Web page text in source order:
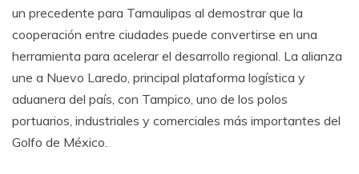
un precedente para Tamaulipas al demostrar que la
cooperación entre ciudades puede convertirse en una
herramienta para acelerar el desarrollo regional. La alianza
une a Nuevo Laredo, principal plataforma logística y
aduanera del país, con Tampico, uno de los polos
portuarios, industriales y comerciales más importantes del
Golfo de México.